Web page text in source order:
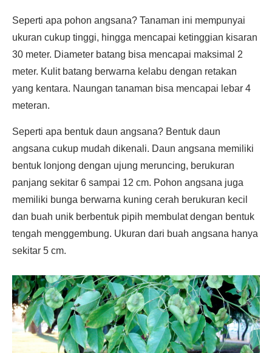
Seperti apa pohon angsana? Tanaman ini mempunyai
ukuran cukup tinggi, hingga mencapai ketinggian kisaran
30 meter. Diameter batang bisa mencapai maksimal 2
meter. Kulit batang berwarna kelabu dengan retakan
yang kentara. Naungan tanaman bisa mencapai lebar 4
meteran.
Seperti apa bentuk daun angsana? Bentuk daun
angsana cukup mudah dikenali. Daun angsana memiliki
bentuk lonjong dengan ujung meruncing, berukuran
panjang sekitar 6 sampai 12 cm. Pohon angsana juga
memiliki bunga berwarna kuning cerah berukuran kecil
dan buah unik berbentuk pipih membulat dengan bentuk
tengah menggembung. Ukuran dari buah angsana hanya
sekitar 5 cm.